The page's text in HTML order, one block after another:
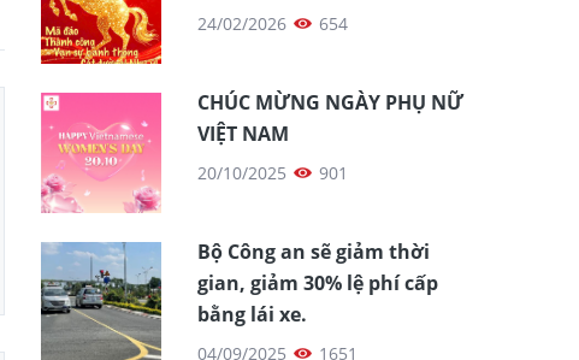
24/02/2026 654
CHÚC MỪNG NGÀY PHỤ NỮ
VIỆT NAM
20/10/2025 901
Bộ Công an sẽ giảm thời
gian, giảm 30% lệ phí cấp
bằng lái xe.
04/09/2025 1651